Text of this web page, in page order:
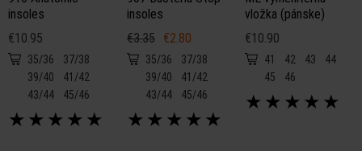
insoles
€10.95
35/36
37/38
39/40
41/42
43/44
45/46
★ ★ ★ ★ ★
insoles
€3.35 €2.80
35/36
37/38
39/40
41/42
43/44
45/46
★ ★ ★ ★ ★
vložka (pánske)
€10.90
41 42 43
44
45
46
★ ★ ★ ★ ★